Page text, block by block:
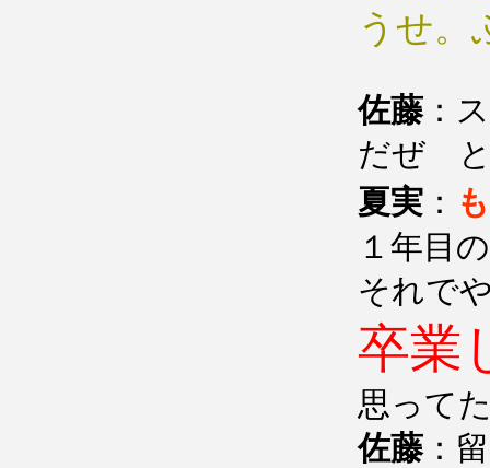
うせ。
佐藤：
だぜ
夏実 ：
１年目
それで
卒業
思って
佐藤：